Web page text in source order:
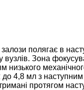
полягає в
Зона
низького
до 4,8 мл з
протягом